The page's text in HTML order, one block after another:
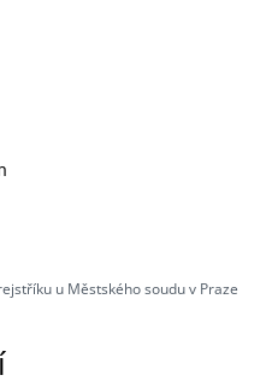
u Městského soudu v Praze